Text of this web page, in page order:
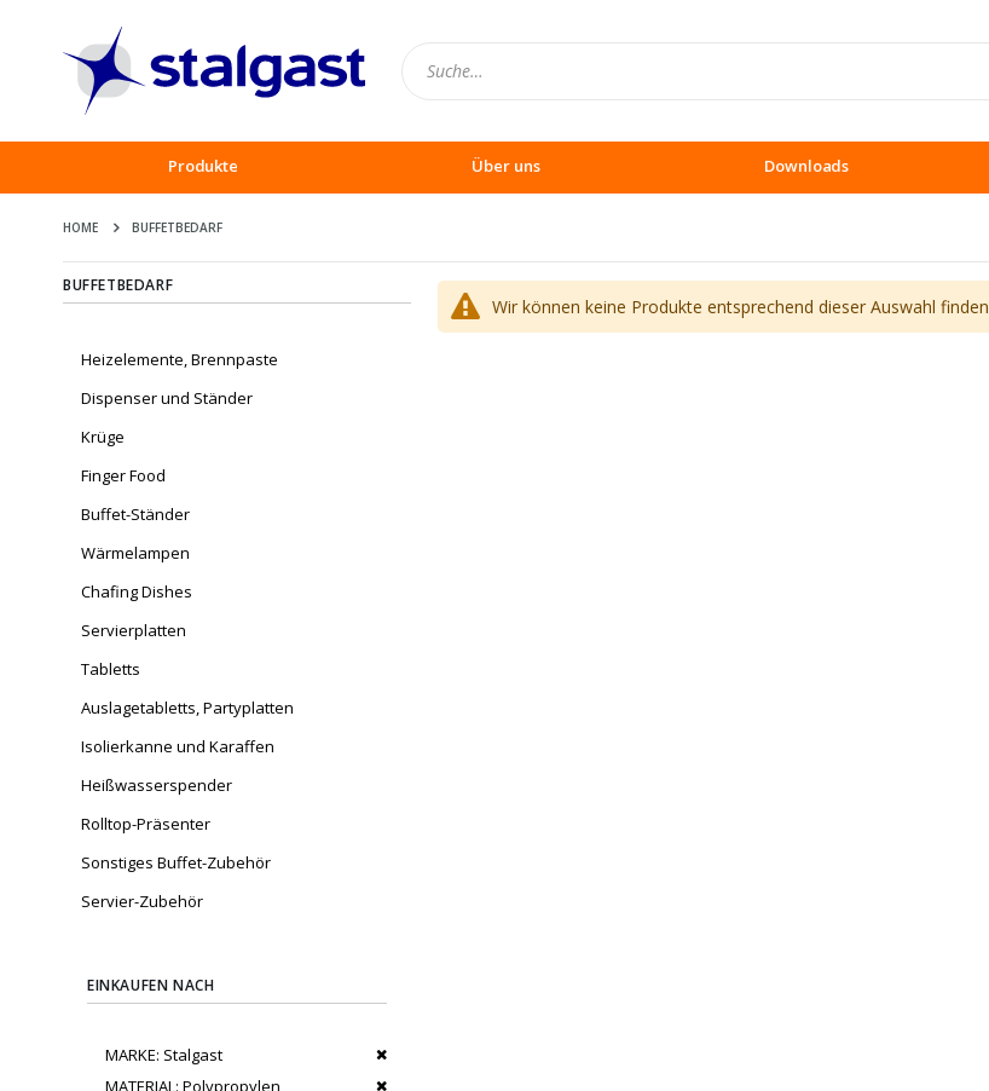
Produkte Über uns Downloads
HOME BUFFETBEDARF
Wir können keine Produkte entsprechend dieser Auswahl finden
BUFFETBEDARF
Heizelemente, Brennpaste
Dispenser und Ständer
Krüge
Finger Food
Buffet-Ständer
Wärmelampen
Chafing Dishes
Servierplatten
Tabletts
Auslagetabletts, Partyplatten
Isolierkanne und Karaffen
Heißwasserspender
Rolltop-Präsenter
Sonstiges Buffet-Zubehör
Servier-Zubehör
EINKAUFEN NACH
MARKE Stalgast
Dies entfernen
MATERIAL Polypropylen
Dies entfernen